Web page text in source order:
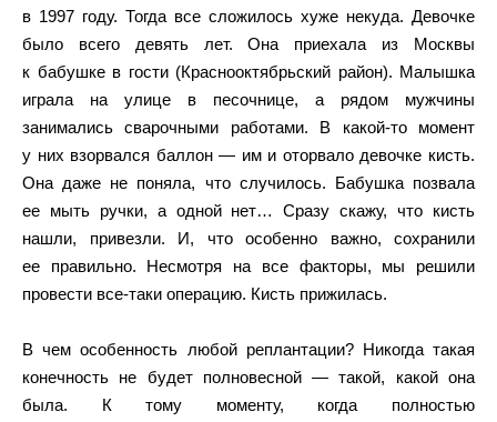
в 1997 году. Тогда все сложилось хуже некуда. Девочке
было всего девять лет. Она приехала из Москвы
к бабушке в гости (Краснооктябрьский район). Малышка
играла на улице в песочнице, а рядом мужчины
занимались сварочными работами. В какой-то момент
у них взорвался баллон — им и оторвало девочке кисть.
Она даже не поняла, что случилось. Бабушка позвала
ее мыть ручки, а одной нет… Сразу скажу, что кисть
нашли, привезли. И, что особенно важно, сохранили
ее правильно. Несмотря на все факторы, мы решили
провести все-таки операцию. Кисть прижилась.
В чем особенность любой реплантации? Никогда такая
конечность не будет полновесной — такой, какой она
была. К тому моменту, когда полностью